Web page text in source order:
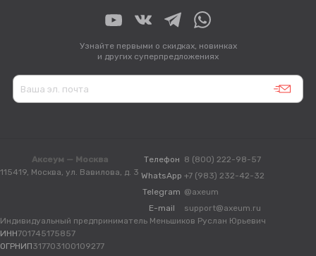
Узнайте первыми о скидках, новинках
и других суперпредложениях
Аксеум — Москва
115419, Москва, ул. Вавилова, д. 3
Телефон 8 (800) 222-98-57
WhatsApp +7 (983) 232-42-32
Telegram @axeum
E-mail
support@axeum.ru
Индивидуальный предприниматель Меньшиков Руслан Юрьевич
ИНН701745175857
ОГРНИП317703100109277